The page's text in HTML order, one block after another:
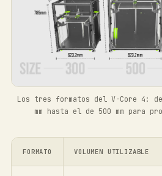
Los tres formatos del V-Core 4:
mm hasta el de 500 mm para
FORMATO VOLUMEN UTILIZABLE